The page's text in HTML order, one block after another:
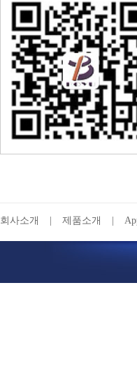
회사소개 제품소개